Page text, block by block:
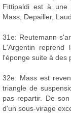
Fittipaldi est à une
Mass, Depailler,
31e: Reutemann
L'Argentin reprend
l'éponge suite à des
32e: Mass est
triangle de
pas repartir. De
d'un sous-virage